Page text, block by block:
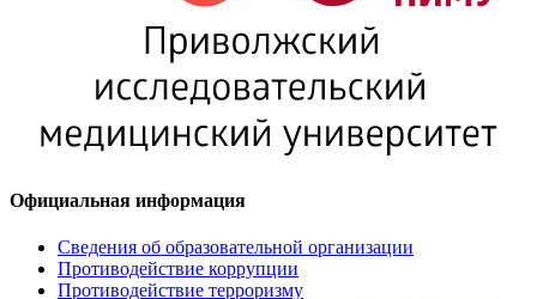
Официальная информация
Сведения об образовательной организации
Противодействие коррупции
Противодействие терроризму